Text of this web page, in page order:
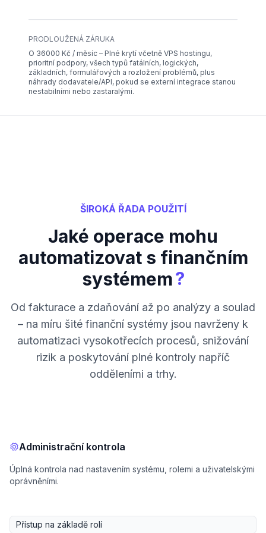
PRODLOUŽENÁ ZÁRUKA
O 36000 Kč / měsíc – Plné krytí včetně VPS hostingu,
prioritní podpory, všech typů fatálních, logických,
základních, formulářových a rozložení problémů, plus
náhrady dodavatele/API, pokud se externí integrace stanou
nestabilními nebo zastaralými.
ŠIROKÁ ŘADA POUŽITÍ
Jaké operace mohu
automatizovat s finančním
systémem?
Od fakturace a zdaňování až po analýzy a soulad
– na míru šité finanční systémy jsou navrženy k
automatizaci vysokotřecích procesů, snižování
rizik a poskytování plné kontroly napříč
odděleními a trhy.
Administrační kontrola
Úplná kontrola nad nastavením systému, rolemi a uživatelskými
oprávněními.
Přístup na základě rolí